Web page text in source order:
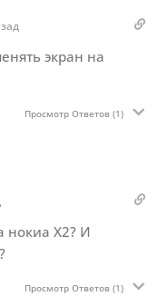
экран на
Просмотр Ответов(1)
нокиа Х2? И
Просмотр Ответов(1)